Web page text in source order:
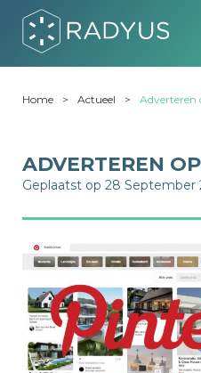
Home Actueel Adverteren
ADVERTEREN
Geplaatst op 28 September